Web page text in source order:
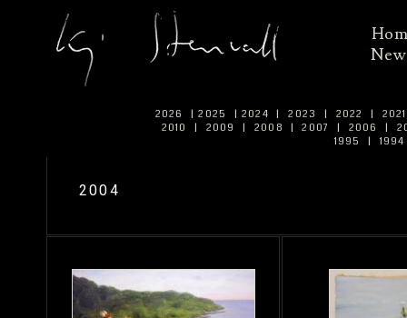
2026 | 2025 | 2024 | 2023 | 2022 |
2010
| 2009 | 2008 | 2007 | 2006 |
1995
|
2004